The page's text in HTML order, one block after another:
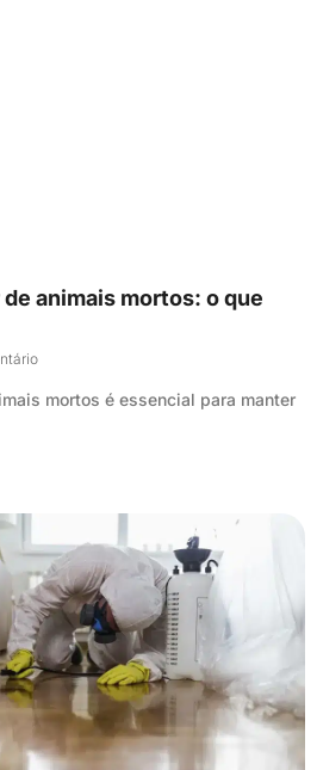
animais mortos: o que
mortos é essencial para manter